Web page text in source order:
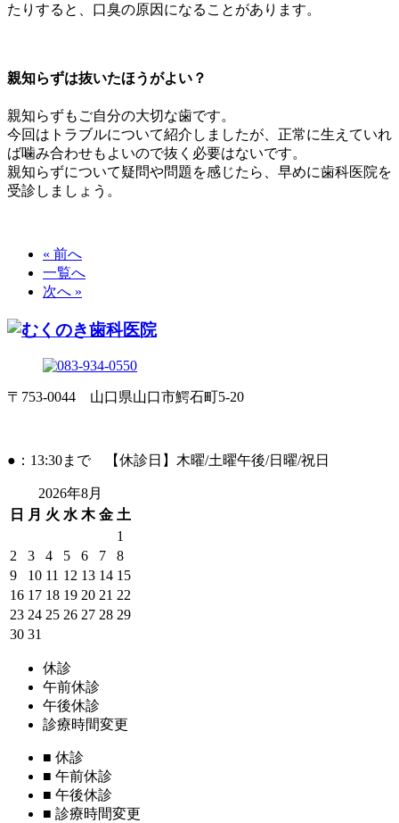
たりすると、口臭の原因になることがあります。
親知らずは抜いたほうがよい？
親知らずもご自分の大切な歯です。
今回はトラブルについて紹介しましたが、正常に生えていれ
ば噛み合わせもよいので抜く必要はないです。
親知らずについて疑問や問題を感じたら、早めに歯科医院を
受診しましょう。
« 前へ
一覧へ
次へ »
〒753-0044 山口県山口市鰐石町5-20
●：13:30まで 【休診日】木曜/土曜午後/日曜/祝日
2026年8月
日
月 火 水 木 金 土
1
2
3 4 5 6 7
8
9
10 11 12 13 14 15
16 17 18 19 20 21 22
23 24 25 26 27 28 29
30 31
休診
午前休診
午後休診
診療時間変更
■ 休診
■ 午前休診
■ 午後休診
■ 診療時間変更